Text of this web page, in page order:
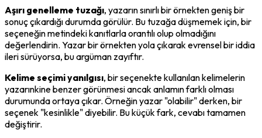
Aşırı genelleme tuzağı, yazarın sınırlı bir örnekten geniş bir
sonuç çıkardığı durumda görülür. Bu tuzağa düşmemek için, bir
seçeneğin metindeki kanıtlarla orantılı olup olmadığını
değerlendirin. Yazar bir örnekten yola çıkarak evrensel bir iddia
ileri sürüyorsa, bu argüman zayıftır.
Kelime seçimi yanılgısı, bir seçenekte kullanılan kelimelerin
yazarınkine benzer görünmesi ancak anlamın farklı olması
durumunda ortaya çıkar. Örneğin yazar "olabilir" derken, bir
seçenek "kesinlikle" diyebilir. Bu küçük fark, cevabı tamamen
değiştirir.